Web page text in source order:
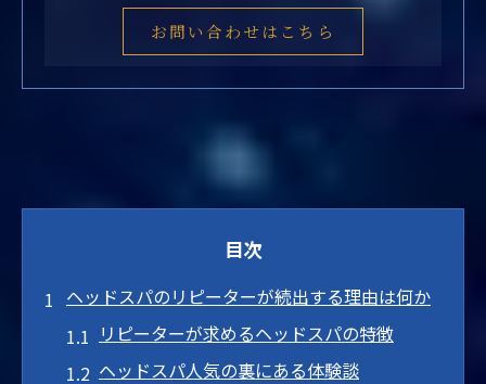
お問い合わせはこちら
目次
ヘッドスパのリピーターが続出する理由は何か
リピーターが求めるヘッドスパの特徴
ヘッドスパ人気の裏にある体験談